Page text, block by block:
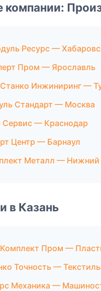
Ресурс —
Пром — Ярославль
Инжиниринг —
Стандарт — Москва
Сервис — Краснодар
Центр — Барнаул
Металл — Нижний
в Казань
Пром —
Точность —
Механика —